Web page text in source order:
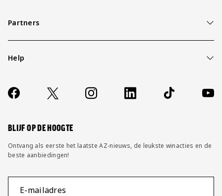
Partners
Help
Contact
FAQ
Socials
https://www.facebook.com/AZAlkmaar
X Instagram LinkedIn TikTok
BLIJF OP DE HOOGTE
Ontvang als eerste het laatste AZ-nieuws, de leukste winacties en de
beste aanbiedingen!
E-mailadres